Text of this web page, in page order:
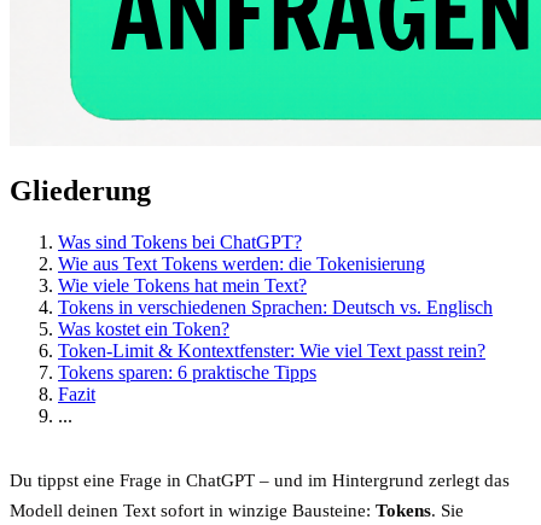
Gliederung
Was sind Tokens bei ChatGPT?
Wie aus Text Tokens werden: die Tokenisierung
Wie viele Tokens hat mein Text?
Tokens in verschiedenen Sprachen: Deutsch vs. Englisch
Was kostet ein Token?
Token-Limit & Kontextfenster: Wie viel Text passt rein?
Tokens sparen: 6 praktische Tipps
Fazit
...
Du tippst eine Frage in ChatGPT – und im Hintergrund zerlegt das
Modell deinen Text sofort in winzige Bausteine: Tokens. Sie